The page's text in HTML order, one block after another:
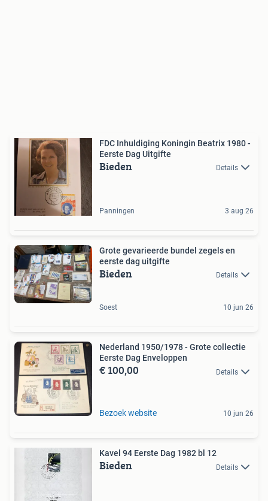
FDC Inhuldiging Koningin Beatrix 1980 -
Eerste Dag Uitgifte
Bieden Details
Panningen 3 aug 26
Grote gevarieerde bundel zegels en
eerste dag uitgifte
Bieden Details
Soest 10 jun 26
Nederland 1950/1978 - Grote collectie
Eerste Dag Enveloppen
€ 100,00 Details
Bezoek website 10 jun 26
Kavel 94 Eerste Dag 1982 bl 12
Bieden Details